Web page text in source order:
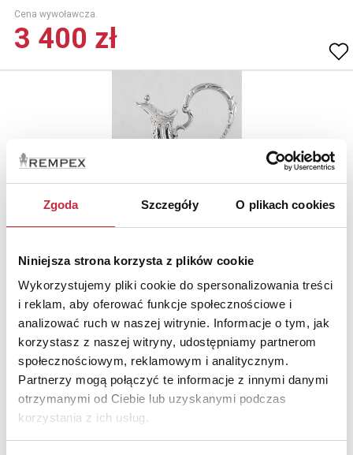
Zgoda Szczegóły O plikach cookies
Niniejsza strona korzysta z plików cookie
Wykorzystujemy pliki cookie do spersonalizowania treści
i reklam, aby oferować funkcje społecznościowe i
analizować ruch w naszej witrynie. Informacje o tym, jak
korzystasz z naszej witryny, udostępniamy partnerom
społecznościowym, reklamowym i analitycznym.
Partnerzy mogą połączyć te informacje z innymi danymi
otrzymanymi od Ciebie lub uzyskanymi podczas
korzystania z ich usług.
Cena wywoławcza.
3 400 zł
Nr katalogowy
12
Dzban do wina